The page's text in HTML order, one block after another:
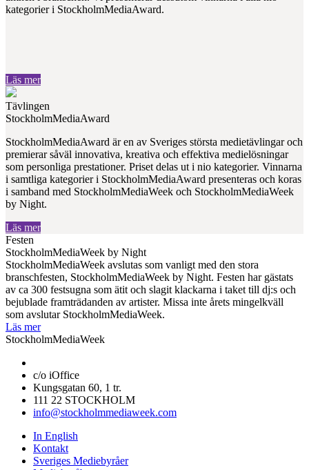
kategorier i StockholmMediaAward.
Läs mer
Tävlingen
StockholmMediaAward
StockholmMediaAward är en av Sveriges största medietävlingar och
premierar såväl innovativa, kreativa och effektiva medielösningar
som personliga prestationer. Priset delas ut i nio kategorier. Vinnarna
i samtliga kategorier i StockholmMediaAward presenteras och koras
i samband med StockholmMediaWeek och StockholmMediaWeek
by Night.
Läs mer
Festen
StockholmMediaWeek by Night
StockholmMediaWeek avslutas som vanligt med den stora
branschfesten, StockholmMediaWeek by Night. Festen har gästats
av ca 300 festsugna som ätit och slagit klackarna i taket till dj:s och
bejublade framträdanden av artister. Missa inte årets mingelkväll
som avslutar StockholmMediaWeek.
Läs mer
StockholmMediaWeek
c/o iOffice
Kungsgatan 60, 1 tr.
111 22 STOCKHOLM
info@stockholmmediaweek.com
In English
Kontakt
Sveriges Mediebyråer